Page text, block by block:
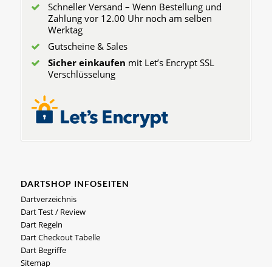
Schneller Versand – Wenn Bestellung und
Zahlung vor 12.00 Uhr noch am selben
Werktag
Gutscheine & Sales
Sicher einkaufen mit Let’s Encrypt SSL
Verschlüsselung
DARTSHOP INFOSEITEN
Dartverzeichnis
Dart Test / Review
Dart Regeln
Dart Checkout Tabelle
Dart Begriffe
Sitemap